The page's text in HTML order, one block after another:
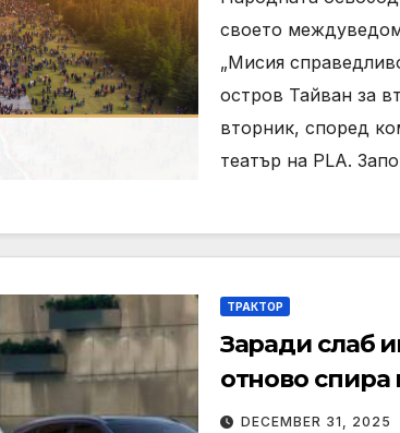
своето
„Мисия
остров Тайван за
вторник, според
театър на PLA.
ТРАКТОР
Заради слаб
отново спира
на топ
DECEMBER 31, 2025